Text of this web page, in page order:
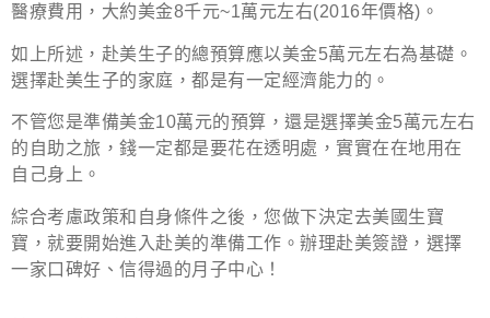
醫療費用，大約美金8千元~1萬元左右(2016年價格)。
如上所述，赴美生子的總預算應以美金5萬元左右為基礎。
選擇赴美生子的家庭，都是有一定經濟能力的。
不管您是準備美金10萬元的預算，還是選擇美金5萬元左右
的自助之旅，錢一定都是要花在透明處，實實在在地用在
自己身上。
綜合考慮政策和自身條件之後，您做下決定去美國生寶
寶，就要開始進入赴美的準備工作。辦理赴美簽證，選擇
一家口碑好、信得過的月子中心！